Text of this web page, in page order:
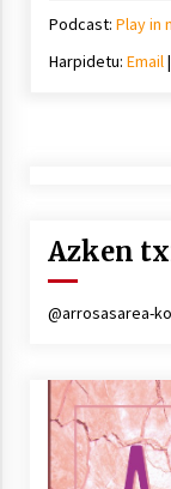
Podcast: Play in
Harpidetu: Email|
Azken
@arrosasarea-